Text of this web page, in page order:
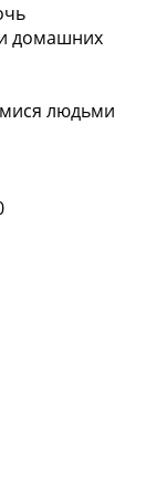
домашних
людьми